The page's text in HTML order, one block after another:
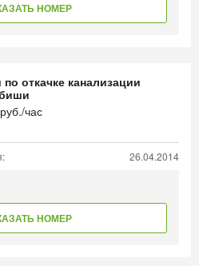
НОМЕР
по откачке канализации
руб./час
26.04.2014
НОМЕР